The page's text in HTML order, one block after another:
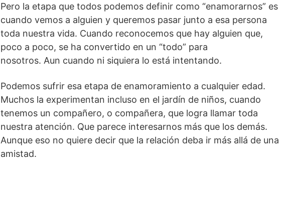
Pero la etapa que todos podemos definir como “enamorarnos” es
cuando vemos a alguien y queremos pasar junto a esa persona
toda nuestra vida. Cuando reconocemos que hay alguien que,
poco a poco, se ha convertido en un “todo” para
nosotros. Aun cuando ni siquiera lo está intentando.
Podemos sufrir esa etapa de enamoramiento a cualquier edad.
Muchos la experimentan incluso en el jardín de niños, cuando
tenemos un compañero, o compañera, que logra llamar toda
nuestra atención. Que parece interesarnos más que los demás.
Aunque eso no quiere decir que la relación deba ir más allá de una
amistad.